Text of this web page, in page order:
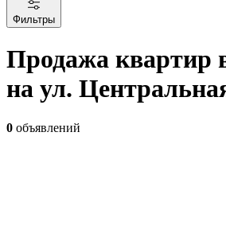
Фильтры
Продажа квартир
на ул.
0 объявлений